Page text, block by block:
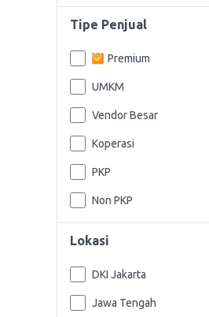
Tipe Penjual
Premium
UMKM
Vendor Besar
Koperasi
PKP
Non PKP
Lokasi
DKI Jakarta
Jawa Tengah